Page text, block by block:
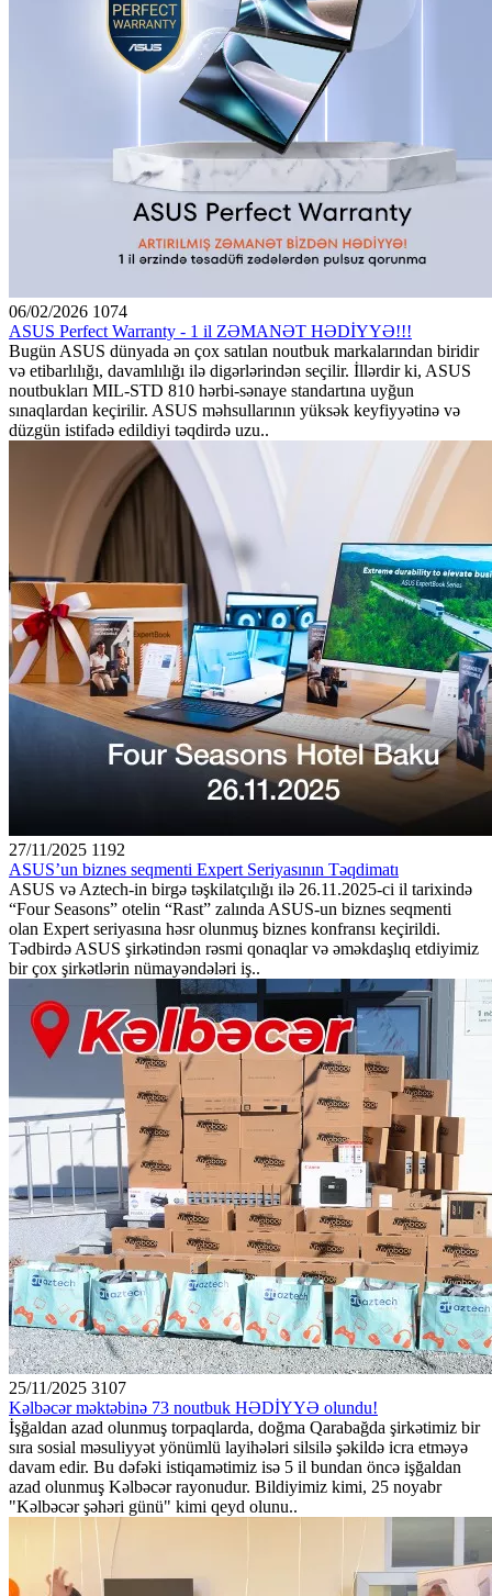
06/02/2026 1074
ASUS Perfect Warranty - 1 il ZƏMANƏT HƏDİYYƏ!!!
Bugün ASUS dünyada ən çox satılan noutbuk markalarından biridir
və etibarlılığı, davamlılığı ilə digərlərindən seçilir. İllərdir ki, ASUS
noutbukları MIL-STD 810 hərbi-sənaye standartına uyğun
sınaqlardan keçirilir. ASUS məhsullarının yüksək keyfiyyətinə və
düzgün istifadə edildiyi təqdirdə uzu..
27/11/2025 1192
ASUS’un biznes seqmenti Expert Seriyasının Təqdimatı
ASUS və Aztech-in birgə təşkilatçılığı ilə 26.11.2025-ci il tarixində
“Four Seasons” otelin “Rast” zalında ASUS-un biznes seqmenti
olan Expert seriyasına həsr olunmuş biznes konfransı keçirildi.
Tədbirdə ASUS şirkətindən rəsmi qonaqlar və əməkdaşlıq etdiyimiz
bir çox şirkətlərin nümayəndələri iş..
25/11/2025 3107
Kəlbəcər məktəbinə 73 noutbuk HƏDİYYƏ olundu!
İşğaldan azad olunmuş torpaqlarda, doğma Qarabağda şirkətimiz bir
sıra sosial məsuliyyət yönümlü layihələri silsilə şəkildə icra etməyə
davam edir. Bu dəfəki istiqamətimiz isə 5 il bundan öncə işğaldan
azad olunmuş Kəlbəcər rayonudur. Bildiyimiz kimi, 25 noyabr
"Kəlbəcər şəhəri günü" kimi qeyd olunu..